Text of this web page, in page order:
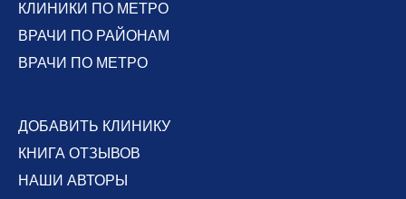
КЛИНИКИ ПО МЕТРО
ВРАЧИ ПО РАЙОНАМ
ВРАЧИ ПО МЕТРО
ДОБАВИТЬ КЛИНИКУ
КНИГА ОТЗЫВОВ
НАШИ АВТОРЫ